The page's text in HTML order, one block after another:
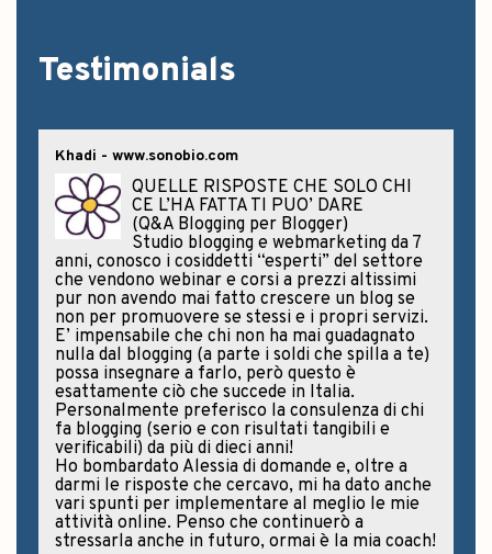
Testimonials
Khadi - www.sonobio.com
QUELLE RISPOSTE CHE SOLO CHI
CE L’HA FATTA TI PUO’ DARE
(Q&A Blogging per Blogger)
Studio blogging e webmarketing da 7
anni, conosco i cosiddetti “esperti” del settore
che vendono webinar e corsi a prezzi altissimi
pur non avendo mai fatto crescere un blog se
non per promuovere se stessi e i propri servizi.
E’ impensabile che chi non ha mai guadagnato
nulla dal blogging (a parte i soldi che spilla a te)
possa insegnare a farlo, però questo è
esattamente ciò che succede in Italia.
Personalmente preferisco la consulenza di chi
fa blogging (serio e con risultati tangibili e
verificabili) da più di dieci anni!
Ho bombardato Alessia di domande e, oltre a
darmi le risposte che cercavo, mi ha dato anche
vari spunti per implementare al meglio le mie
attività online. Penso che continuerò a
stressarla anche in futuro, ormai è la mia coach!